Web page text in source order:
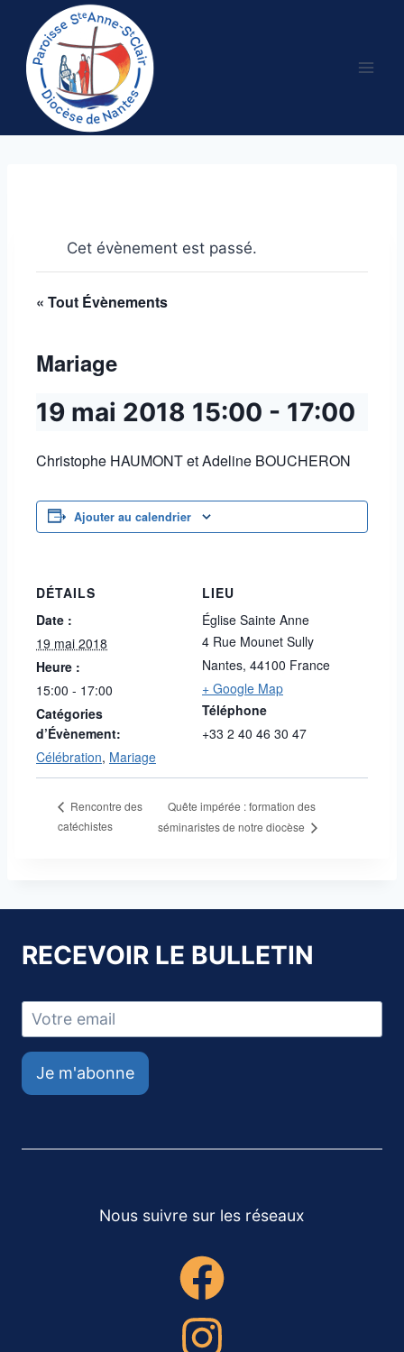
contenu
Cet évènement est passé.
« Tout Évènements
Mariage
19 mai 2018 15:00 - 17:00
Christophe HAUMONT et Adeline BOUCHERON
Ajouter au calendrier
DÉTAILS
Date :
19 mai 2018
Heure :
15:00 - 17:00
Catégories
d’Évènement:
Célébration, Mariage
LIEU
Église Sainte Anne
4 Rue Mounet Sully
Nantes, 44100 France
+ Google Map
Téléphone
+33 2 40 46 30 47
Rencontre des
catéchistes
Quête impérée : formation des
séminaristes de notre diocèse
RECEVOIR LE BULLETIN
Je m'abonne
Nous suivre sur les réseaux